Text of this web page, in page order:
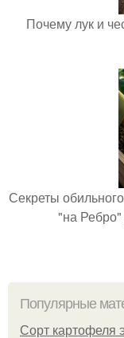
Почему лук и
Секреты
"на
Популярные
Сорт картофеля